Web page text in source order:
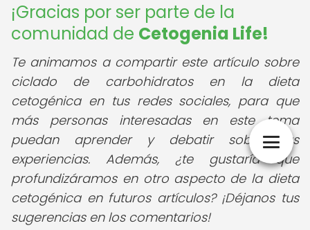
¡Gracias por ser parte de la
comunidad de Cetogenia Life!
Te animamos a compartir este artículo sobre
ciclado de carbohidratos en la dieta
cetogénica en tus redes sociales, para que
más personas interesadas en este tema
puedan aprender y debatir sobre sus
experiencias. Además, ¿te gustaría que
profundizáramos en otro aspecto de la dieta
cetogénica en futuros artículos? ¡Déjanos tus
sugerencias en los comentarios!